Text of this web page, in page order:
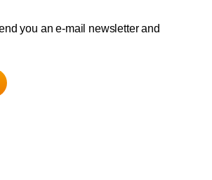
you an e-mail newsletter and